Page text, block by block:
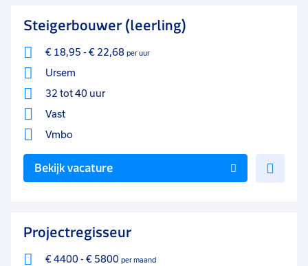
Steigerbouwer (leerling)
€ 18,95 - € 22,68 per uur
Ursem
32 tot 40 uur
Vast
Vmbo
Bekijk vacature
Projectregisseur
€ 4400- € 5800 per maand